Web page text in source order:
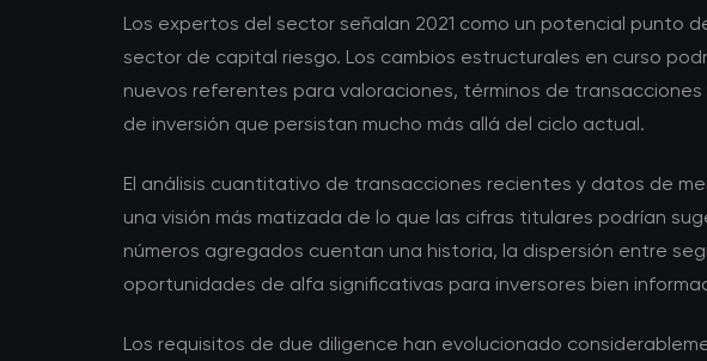
Los expertos del sector señalan 2021 como un potencial punto
sector de capital riesgo. Los cambios estructurales en curso
nuevos referentes para valoraciones, términos de transacciones
de inversión que persistan mucho más allá del ciclo actual.
El análisis cuantitativo de transacciones recientes y datos de
una visión más matizada de lo que las cifras titulares podrían
números agregados cuentan una historia, la dispersión entre
oportunidades de alfa significativas para inversores bien
Los requisitos de due diligence han evolucionado